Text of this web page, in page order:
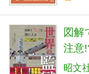
図解
注意
べて
昭文